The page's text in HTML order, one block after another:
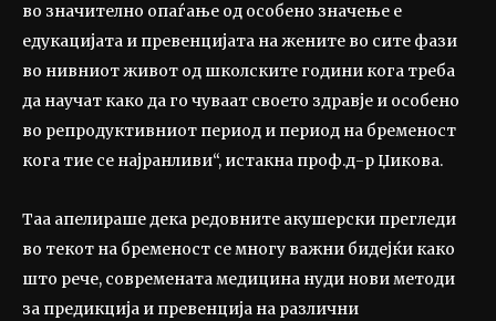
во значително опаѓање од особено значење е
едукацијата и превенцијата на жените во сите фази
во нивниот живот од школските години кога треба
да научат како да го чуваат своето здравје и особено
во репродуктивниот период и период на бременост
кога тие се најранливи“, истакна проф.д-р Џикова.
Таа апелираше дека редовните акушерски прегледи
во текот на бременост се многу важни бидејќи како
што рече, современата медицина нуди нови методи
за предикција и превенција на различни